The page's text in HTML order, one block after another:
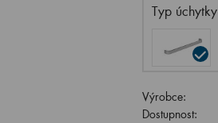
Typ úchytky
Výrobce:
Dostupnost: